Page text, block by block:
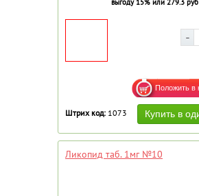
Штрих код: 1073
Ликопид таб. 1мг №10